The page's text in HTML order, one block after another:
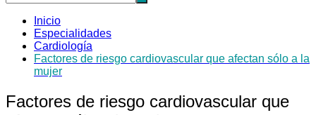
Inicio
Especialidades
Cardiología
Factores de riesgo cardiovascular que afectan sólo a la
mujer
Factores de riesgo cardiovascular que